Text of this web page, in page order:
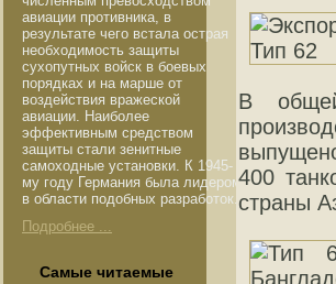
авиации противника, в
результате чего встала острая
необходимость защиты
сухопутных войск в боевых
порядках и на марше от
воздействия вражеской
авиации. Наиболее
эффективным средством
защиты стали зенитные
самоходные установки. К 1945-
му году Германия была лидером
в области подобных разработок.
Подробнее ...
Самые читаемые
В
400
страны